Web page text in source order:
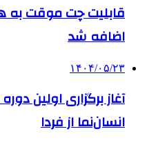
قابلیت چت موقت
اضافه شد
۱۴۰۴/۰۵/۲۳
آغاز برگزاری اولین
انسان‌نما از فردا